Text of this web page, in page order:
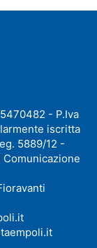
- P.Iva
iscritta
5889/12 -